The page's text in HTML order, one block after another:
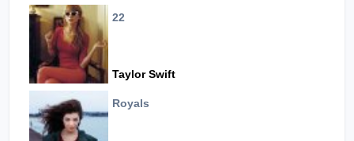
22
Taylor Swift
Royals